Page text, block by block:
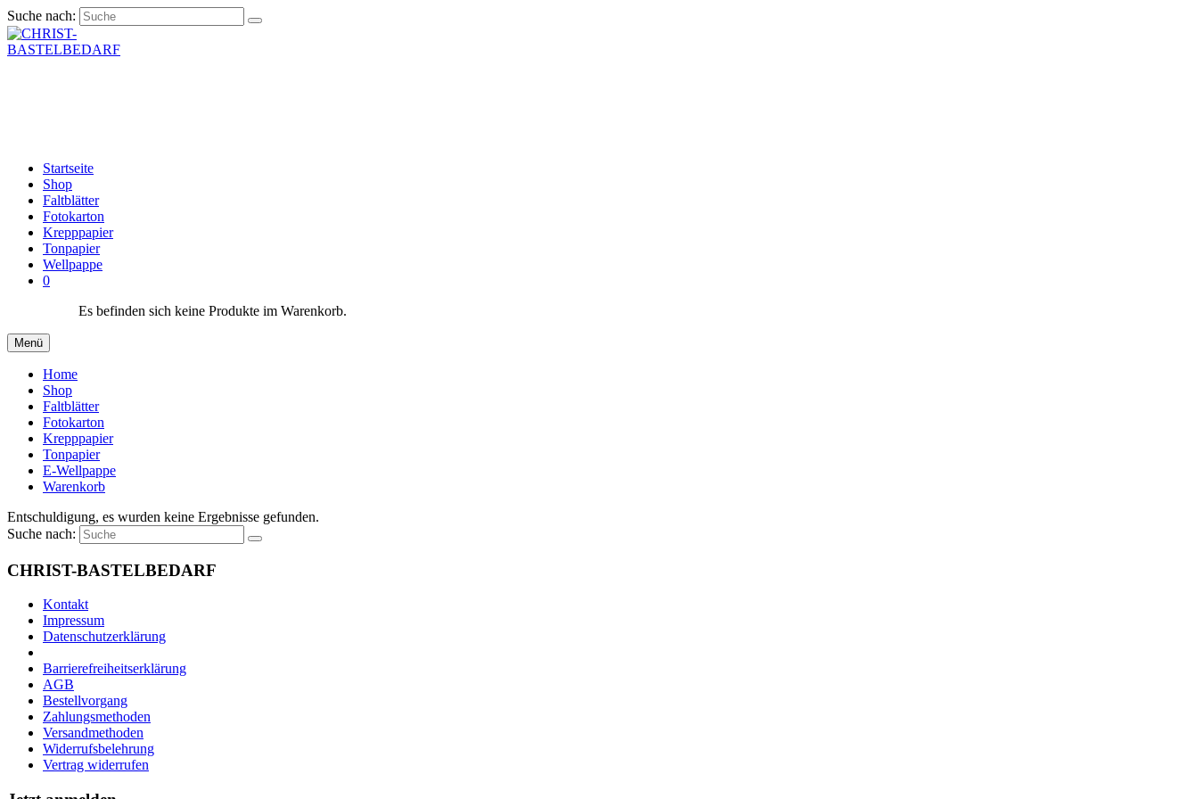
Suche nach:
Startseite
Shop
Faltblätter
Fotokarton
Krepppapier
Tonpapier
Wellpappe
0
Es befinden sich keine Produkte im Warenkorb.
Menü
Home
Shop
Faltblätter
Fotokarton
Krepppapier
Tonpapier
E-Wellpappe
Warenkorb
Entschuldigung, es wurden keine Ergebnisse gefunden.
Suche nach:
CHRIST-BASTELBEDARF
Kontakt
Impressum
Datenschutzerklärung
Barrierefreiheitserklärung
AGB
Bestellvorgang
Zahlungsmethoden
Versandmethoden
Widerrufsbelehrung
Vertrag widerrufen